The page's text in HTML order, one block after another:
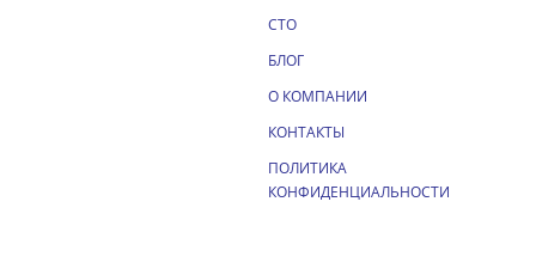
СТО
БЛОГ
О КОМПАНИИ
КОНТАКТЫ
ПОЛИТИКА
КОНФИДЕНЦИАЛЬНОСТИ